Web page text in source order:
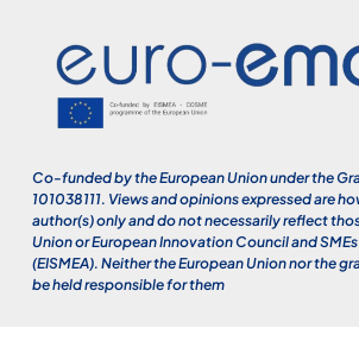
101038111. Views and opinions expressed are
author(s) only and do not necessarily reflect
Union or European Innovation Council and
(EISMEA). Neither the European Union nor the
be held responsible for them